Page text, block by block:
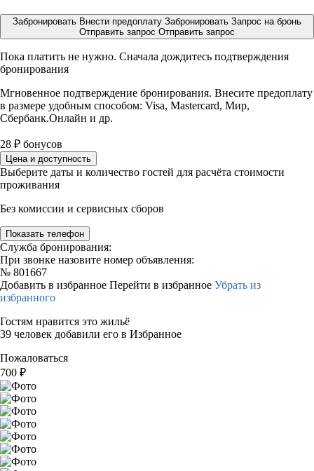
Забронировать Внести предоплату Забронировать Запрос на бронь
Отправить запрос Отправить запрос
Пока платить не нужно. Сначала дождитесь подтверждения
бронирования
Мгновенное подтверждение бронирования. Внесите предоплату
в размере удобным способом: Visa, Mastercard, Мир,
Сбербанк.Онлайн и др.
28 ₽ бонусов
Цена и доступность
Выберите даты и количество гостей для расчёта стоимости
проживания
Без комиссии и сервисных сборов
Показать телефон
Служба бронирования:
При звонке назовите номер объявления:
№ 801667
Добавить в избранное Перейти в избранное Убрать из
избранного
Гостям нравится это жильё
39 человек добавили его в Избранное
Пожаловаться
700 ₽